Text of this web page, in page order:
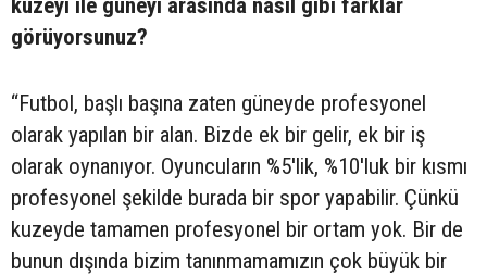
kuzeyi ile güneyi arasında nasıl gibi farklar
görüyorsunuz?
“Futbol, başlı başına zaten güneyde profesyonel
olarak yapılan bir alan. Bizde ek bir gelir, ek bir iş
olarak oynanıyor. Oyuncuların %5'lik, %10'luk bir kısmı
profesyonel şekilde burada bir spor yapabilir. Çünkü
kuzeyde tamamen profesyonel bir ortam yok. Bir de
bunun dışında bizim tanınmamamızın çok büyük bir